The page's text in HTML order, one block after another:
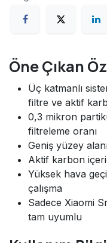
Öne Çıkan
Üç katmanlı
filtre ve aktif
0,3 mikron
filtreleme oranı
Geniş yüzey
Aktif karbon
Yüksek hava
çalışma
Sadece Xiaomi
tam uyumlu